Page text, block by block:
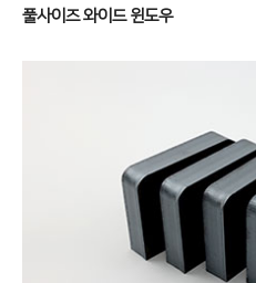
풀사이즈 와이드 윈도우